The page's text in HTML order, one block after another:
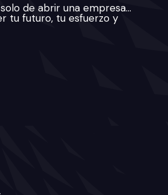
de abrir una empresa…
tu futuro, tu esfuerzo y